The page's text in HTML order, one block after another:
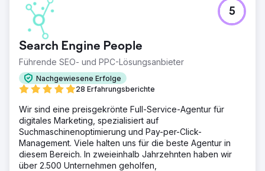
Search Engine People
Führende SEO- und PPC-Lösungsanbieter
Nachgewiesene Erfolge
28 Erfahrungsberichte
5
Wir sind eine preisgekrönte Full-Service-Agentur für
digitales Marketing, spezialisiert auf
Suchmaschinenoptimierung und Pay-per-Click-
Management. Viele halten uns für die beste Agentur in
diesem Bereich. In zweieinhalb Jahrzehnten haben wir
über 2.500 Unternehmen geholfen,